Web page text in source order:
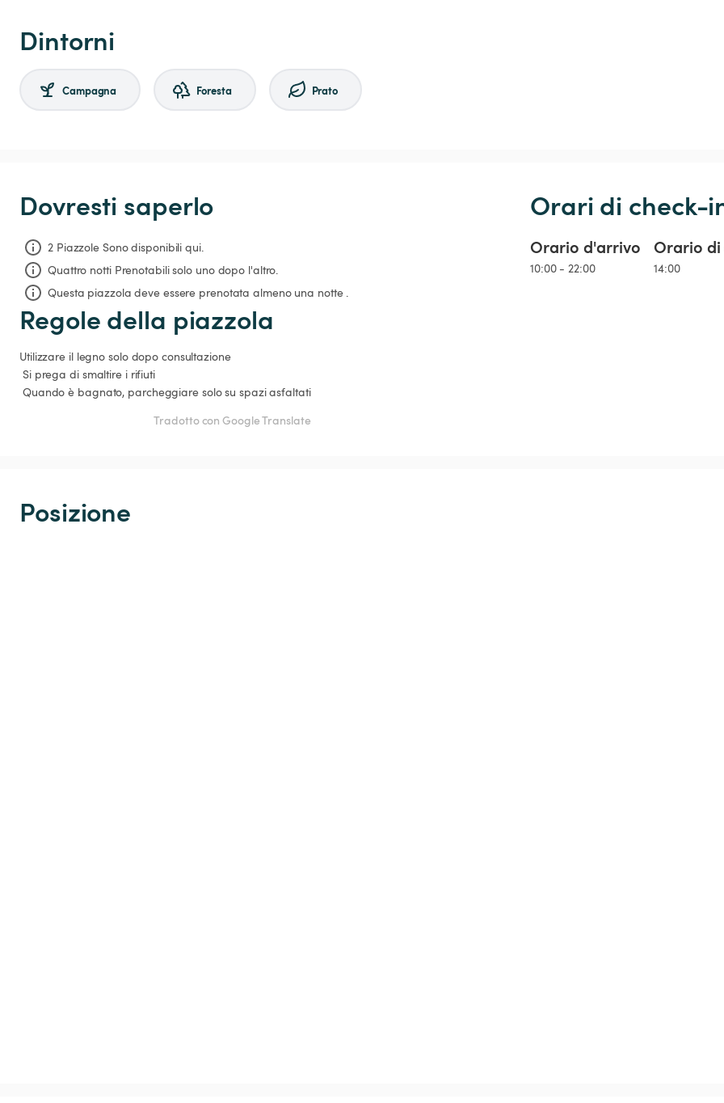
Dintorni
Campagna Foresta Prato
Dovresti saperlo
2 Piazzole Sono disponibili qui.
Quattro notti Prenotabili solo uno dopo l'altro.
Questa piazzola deve essere prenotata almeno una notte .
Orari di check-
Orario d'arrivo
10:00 - 22:00
Orario
14:00
Regole della piazzola
Utilizzare il legno solo dopo consultazione
Quando è bagnato, parcheggiare solo su spazi asfaltati
Tradotto con Google Translate
Posizione